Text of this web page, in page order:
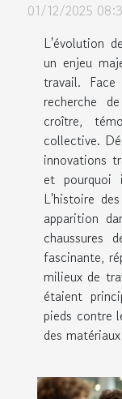
01/12/2025
L'évolution
un enjeu
travail.
recherche
croître,
collective.
innovations
et pourquoi
L'histoire
apparition
chaussures
fascinante,
milieux de
étaient
pieds contre
des